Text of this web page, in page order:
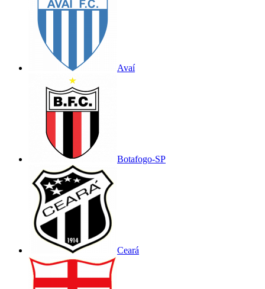
Avaí
Botafogo-SP
Ceará